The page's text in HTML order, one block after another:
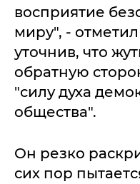
восприятие
миру", -
уточнив, что
обратную
"силу духа
общества".
Он резко
сих пор